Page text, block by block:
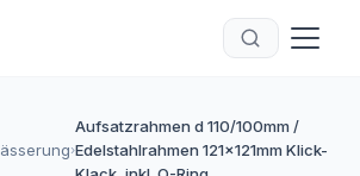
›
Aufsatzrahmen d 110/100mm /
Edelstahlrahmen 121x121mm Klick-